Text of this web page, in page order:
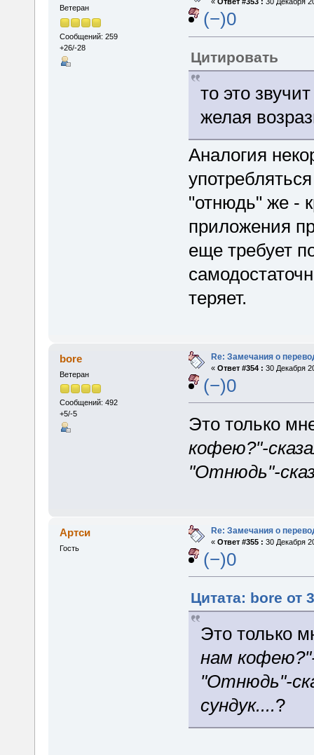
Ветеран
Сообщений: 259
+26/-28
(−)0
Цитировать
то это
желая
Аналогия
"отнюдь" же -
приложения
еще требует
теряет.
bore
Ветеран
Сообщений: 492
+5/-5
Re: Замечания о
« Ответ #354 : 30 Декабря
(−)0
Это только
кофею?"-
"Отнюдь"-
Артси
Гость
Re: Замечания о
« Ответ #355 : 30 Декабря
(−)0
Цитата: bore от
Это только
нам
"Отнюдь"-
сундук....?